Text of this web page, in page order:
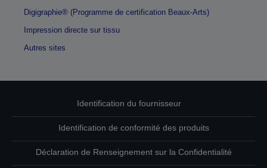
Digigraphie® (Programme de certification Beaux-Arts)
Impression directe sur tissu
Autres sites
Identification du fournisseur
Identification de conformité des produits
Déclaration de Renseignement sur la Confidentialité